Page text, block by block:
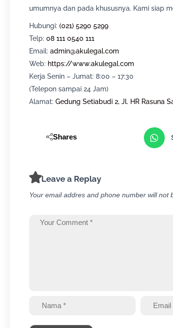
umumnya dan pada khususnya. Kami siap
Hubungi: (021) 5290 5299
Telp: 08 111 0540 111
Email: admin@akulegal.com
Web: https://www.akulegal.com
Kerja Senin – Jumat: 8:00 – 17:30
(Telepon sampai 24 Jam)
Alamat: Gedung Setiabudi 2, Jl. HR Rasuna
Shares
Leave a Replay
Your email addres and phone number will not